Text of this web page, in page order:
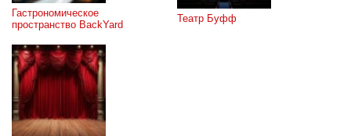
Гастрономическое
пространство BackYard
Театр Буфф